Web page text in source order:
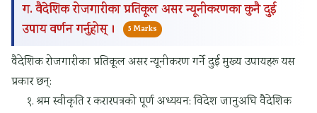
ग. वैदेशिक रोजगारीका प्रतिकूल असर न्यूनीकरणका कुनै दुई
उपाय वर्णन गर्नुहोस् ।
5 Marks
वैदेशिक रोजगारीका प्रतिकूल असर न्यूनीकरण गर्ने दुई मुख्य उपायहरू यस
प्रकार छन्:
१. श्रम स्वीकृति र करारपत्रको पूर्ण अध्ययन: विदेश जानुअघि वैदेशिक